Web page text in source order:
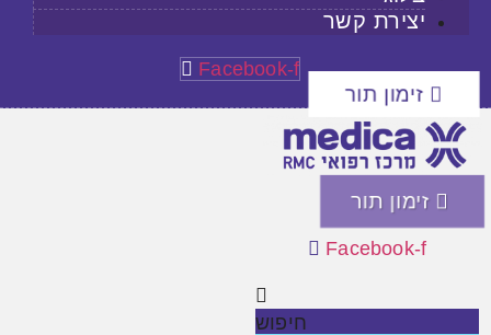
יצירת קשר
Facebook-f
זימון תור
זימון תור
Facebook-f
חיפוש